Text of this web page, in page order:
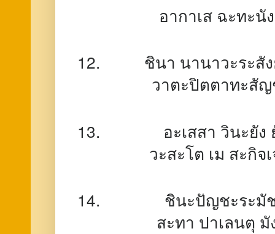
อากาเส ฉะทะนั
ชินา นานาวะระสั
วาตะปิตตาทะสั
อะเสสา วินะยั
วะสะโต เม สะกิ
ชินะปัญชะระมั
สะทา ปาเลนตุ มั